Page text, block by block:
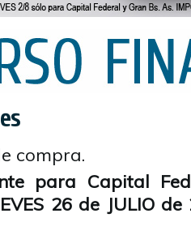
compra.
para Capital
26 de JULIO